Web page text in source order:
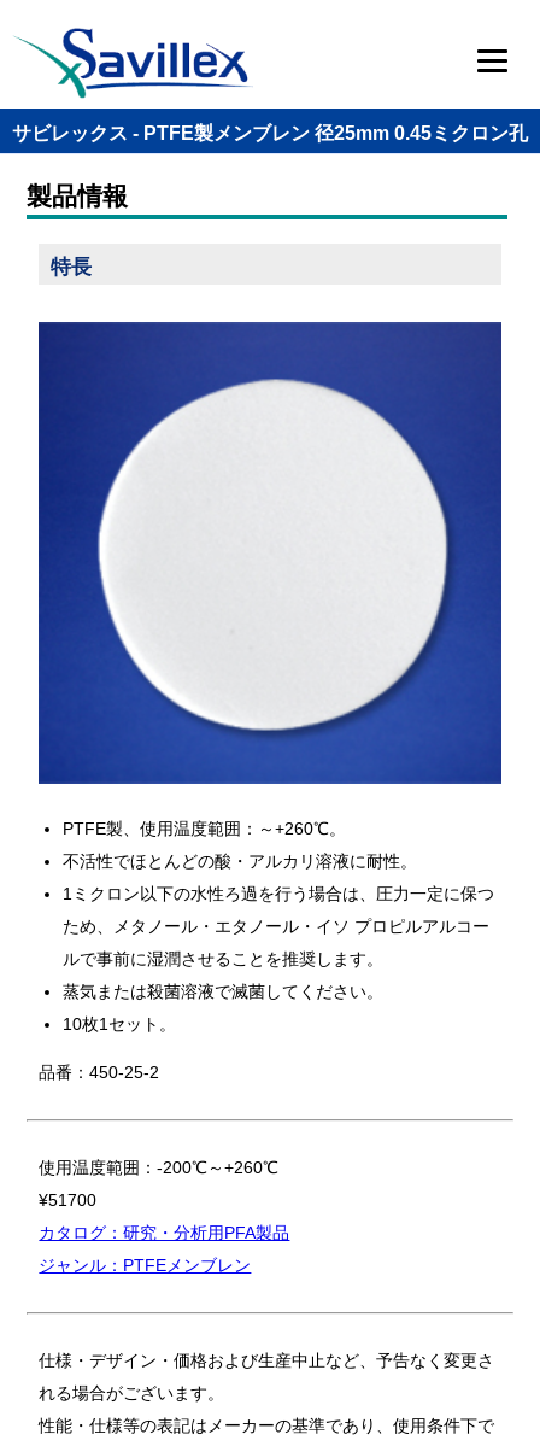
サビレックス - PTFE製メンブレン 径25mm 0.45ミクロン孔
製品情報
特長
PTFE製、使用温度範囲：～+260℃。
不活性でほとんどの酸・アルカリ溶液に耐性。
1ミクロン以下の水性ろ過を行う場合は、圧力一定に保つ
ため、メタノール・エタノール・イソ プロピルアルコー
ルで事前に湿潤させることを推奨します。
蒸気または殺菌溶液で滅菌してください。
10枚1セット。
品番：450-25-2
使用温度範囲：-200℃～+260℃
¥51700
カタログ：研究・分析用PFA製品
ジャンル：PTFEメンブレン
仕様・デザイン・価格および生産中止など、予告なく変更さ
れる場合がございます。
性能・仕様等の表記はメーカーの基準であり、使用条件下で